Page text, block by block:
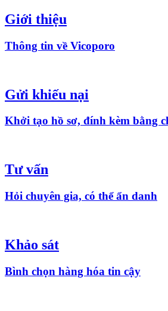
Giới thiệu
Thông tin về Vicoporo
Gửi khiếu nại
Khởi tạo hồ sơ, đính kèm bằng
Tư vấn
Hỏi chuyên gia, có thể ẩn danh
Khảo sát
Bình chọn hàng hóa tin cậy